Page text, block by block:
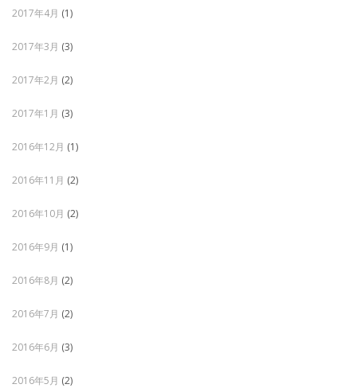
2017年4月 (1)
2017年3月 (3)
2017年2月 (2)
2017年1月 (3)
2016年12月 (1)
2016年11月 (2)
2016年10月 (2)
2016年9月 (1)
2016年8月 (2)
2016年7月 (2)
2016年6月 (3)
2016年5月 (2)